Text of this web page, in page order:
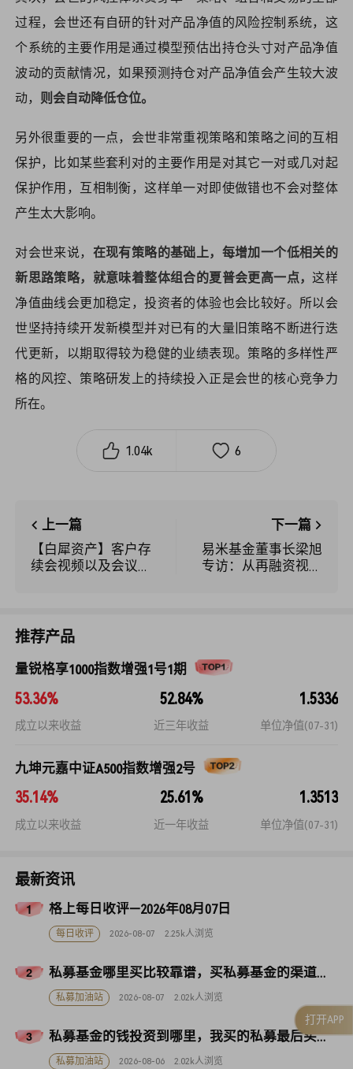
过程，会世还有自研的针对产品净值的风险控制系统，这
个系统的主要作用是通过模型预估出持仓头寸对产品净值
波动的贡献情况，如果预测持仓对产品净值会产生较大波
动， 则会自动降低仓位。
另外很重要的一点，会世非常重视策略和策略之间的互相
保护，比如某些套利对的主要作用是对其它一对或几对起
保护作用，互相制衡，这样单一对即使做错也不会对整体
产生太大影响。
对会世来说， 在现有策略的基础上，每增加一个低相关的
新思路策略，就意味着整体组合的夏普会更高一点，这样
净值曲线会更加稳定，投资者的体验也会比较好。所以会
世坚持持续开发新模型并对已有的大量旧策略不断进行迭
代更新，以期取得较为稳健的业绩表现。策略的多样性严
格的风控、策略研发上的持续投入正是会世的核心竞争力
所在。
1.04k 6
上一篇
【白犀资产】客户存
续会视频以及会议纪
下一篇
易米基金董事长梁旭
专访：从再融资视角
推荐产品
量锐格享1000指数增强1号1期
53.36%
成立以来收益
52.84%
近三年收益
1.5336
单位净值(07-31)
九坤元嘉中证A500指数增强2号
35.14%
成立以来收益
25.61%
近一年收益
1.3513
单位净值(07-31)
最新资讯
格上每日收评—2026年08月07日
每日收评 2026-08-07 2.25k人浏览
私募基金哪里买比较靠谱，买私募基金的渠道有哪些
私募加油站 2026-08-07 2.02k人浏览
私募基金的钱投资到哪里，我买的私募最后买了什么？
私募加油站 2026-08-06 2.02k人浏览
打开APP